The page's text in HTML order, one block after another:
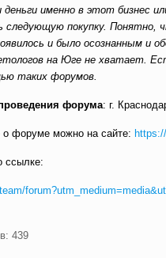
деньги именно в этот бизнес
следующую покупку. Понятно,
и было осознанным и
на Юге не хватает.
таких форумов.
форума: г.
о форуме можно на сайте:
ссылке:
439